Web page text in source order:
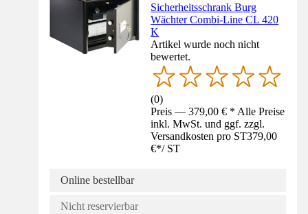
Sicherheitsschrank Burg
Wächter Combi-Line CL 420
K
Artikel wurde noch nicht
bewertet.
(0)
Preis — 379,00 € * Alle Preise
inkl. MwSt. und ggf. zzgl.
Versandkosten pro ST379,00
€*/ ST
Online bestellbar
Nicht reservierbar